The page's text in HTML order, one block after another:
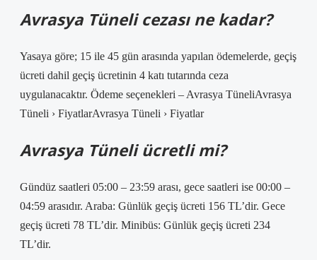
Avrasya Tüneli cezası ne kadar?
Yasaya göre; 15 ile 45 gün arasında yapılan ödemelerde, geçiş
ücreti dahil geçiş ücretinin 4 katı tutarında ceza
uygulanacaktır. Ödeme seçenekleri – Avrasya TüneliAvrasya
Tüneli › FiyatlarAvrasya Tüneli › Fiyatlar
Avrasya Tüneli ücretli mi?
Gündüz saatleri 05:00 – 23:59 arası, gece saatleri ise 00:00 –
04:59 arasıdır. Araba: Günlük geçiş ücreti 156 TL’dir. Gece
geçiş ücreti 78 TL’dir. Minibüs: Günlük geçiş ücreti 234
TL’dir.